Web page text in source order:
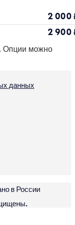
2 000
2 900
Опции можно
данных
в России